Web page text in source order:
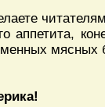
аппетита,
мясных